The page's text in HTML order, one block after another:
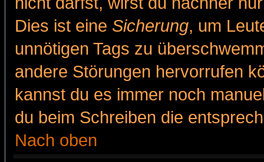
Dies ist eine Sicherung, um
unnötigen Tags zu
andere Störungen hervorrufen
kannst du es immer noch
du beim Schreiben die
Nach oben